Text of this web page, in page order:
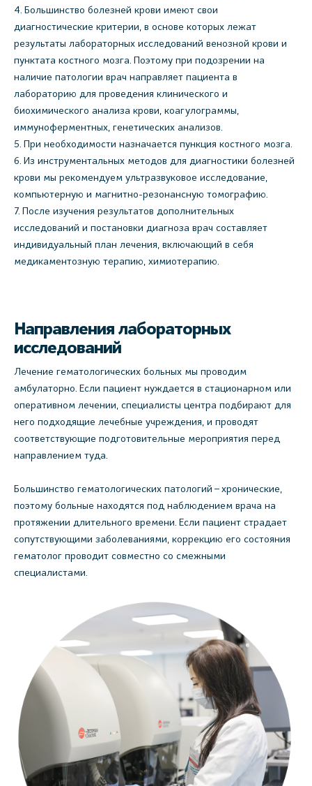
Большинство болезней крови имеют свои
диагностические критерии, в основе которых лежат
результаты лабораторных исследований венозной крови и
пунктата костного мозга. Поэтому при подозрении на
наличие патологии врач направляет пациента в
лабораторию для проведения клинического и
биохимического анализа крови, коагулограммы,
иммуноферментных, генетических анализов.
При необходимости назначается пункция костного мозга.
Из инструментальных методов для диагностики болезней
крови мы рекомендуем ультразвуковое исследование,
компьютерную и магнитно-резонансную томографию.
После изучения результатов дополнительных
исследований и постановки диагноза врач составляет
индивидуальный план лечения, включающий в себя
медикаментозную терапию, химиотерапию.
Направления лабораторных
исследований
Лечение гематологических больных мы проводим
амбулаторно. Если пациент нуждается в стационарном или
оперативном лечении, специалисты центра подбирают для
него подходящие лечебные учреждения, и проводят
соответствующие подготовительные мероприятия перед
направлением туда.
Большинство гематологических патологий – хронические,
поэтому больные находятся под наблюдением врача на
протяжении длительного времени. Если пациент страдает
сопутствующими заболеваниями, коррекцию его состояния
гематолог проводит совместно со смежными
специалистами.